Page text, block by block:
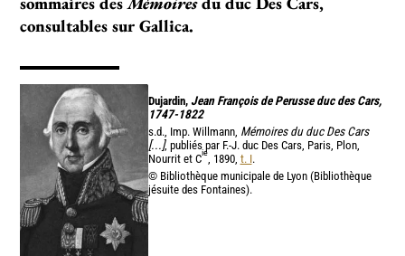
consultables sur Gallica.
Dujardin, Jean François de Perusse duc des Cars,
1747-1822
s.d., Imp. Willmann, Mémoires du duc Des Cars
[...], publiés par F.-J. duc Des Cars, Paris, Plon,
Nourrit et Cie, 1890, t. I.
© Bibliothèque municipale de Lyon (Bibliothèque
jésuite des Fontaines).